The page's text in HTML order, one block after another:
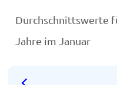
Durchschnittswerte
Jahre im Januar